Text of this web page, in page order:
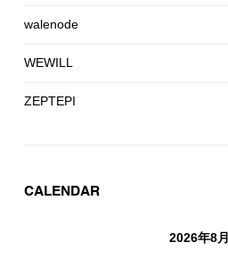
walenode
WEWILL
ZEPTEPI
CALENDAR
2026年8月